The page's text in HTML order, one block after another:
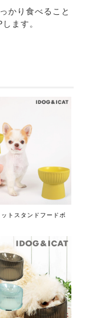
かり食べること
ます。
トスタンドフードボ